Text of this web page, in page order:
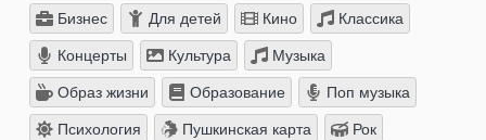
Бизнес Для детей Кино Классика
Концерты Культура Музыка
Образ жизни Образование Поп музыка
Психология Пушкинская карта Рок